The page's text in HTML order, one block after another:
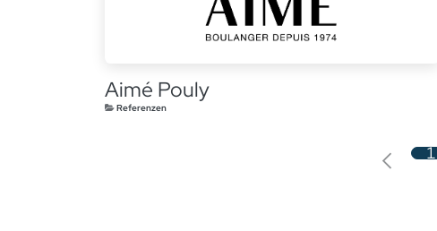
Aimé Pouly
Referenzen
1